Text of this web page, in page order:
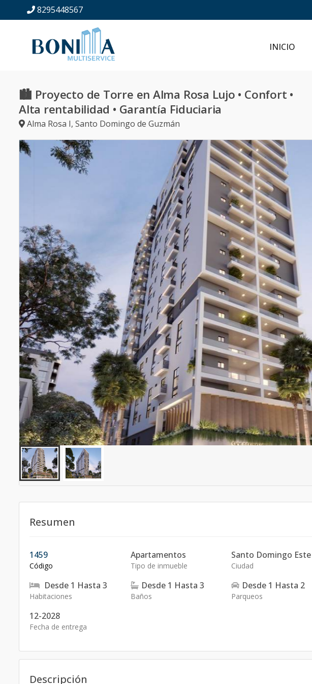
8295448567
INICIO
🏙️ Proyecto de Torre en Alma Rosa Lujo • Confort •
Alta rentabilidad • Garantía Fiduciaria
Alma Rosa I, Santo Domingo de Guzmán
Resumen
1459
Código
Apartamentos
Tipo de inmueble
Santo Domingo Este
Ciudad
Desde 1 Hasta 3
Habitaciones
Desde 1 Hasta 3
Baños
Desde 1 Hasta 2
Parqueos
12-2028
Fecha de entrega
Descripción